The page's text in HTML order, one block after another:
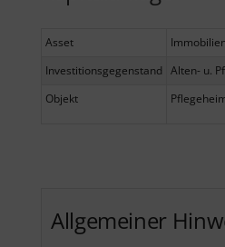
Asset
Investitionsgegenstand Alten- u.
Objekt
Allgemeiner